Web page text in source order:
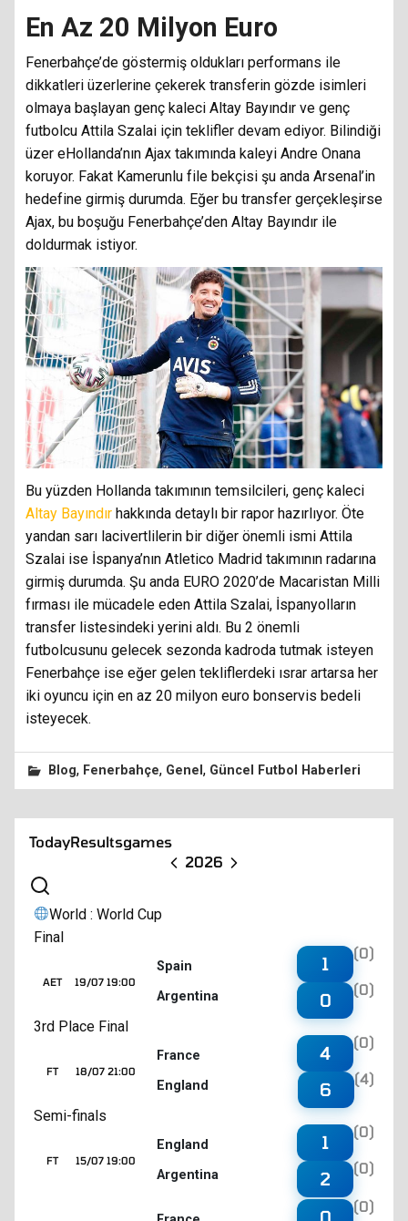
En Az 20 Milyon Euro
Fenerbahçe’de göstermiş oldukları performans ile
dikkatleri üzerlerine çekerek transferin gözde isimleri
olmaya başlayan genç kaleci Altay Bayındır ve genç
futbolcu Attila Szalai için teklifler devam ediyor. Bilindiği
üzer eHollanda’nın Ajax takımında kaleyi Andre Onana
koruyor. Fakat Kamerunlu file bekçisi şu anda Arsenal’in
hedefine girmiş durumda. Eğer bu transfer gerçekleşirse
Ajax, bu boşuğu Fenerbahçe’den Altay Bayındır ile
doldurmak istiyor.
Bu yüzden Hollanda takımının temsilcileri, genç kaleci
Altay Bayındır hakkında detaylı bir rapor hazırlıyor. Öte
yandan sarı lacivertlilerin bir diğer önemli ismi Attila
Szalai ise İspanya’nın Atletico Madrid takımının radarına
girmiş durumda. Şu anda EURO 2020’de Macaristan Milli
fırması ile mücadele eden Attila Szalai, İspanyolların
transfer listesindeki yerini aldı. Bu 2 önemli
futbolcusunu gelecek sezonda kadroda tutmak isteyen
Fenerbahçe ise eğer gelen tekliflerdeki ısrar artarsa her
iki oyuncu için en az 20 milyon euro bonservis bedeli
isteyecek.
Blog, Fenerbahçe, Genel, Güncel Futbol Haberleri
TodayResultsgames
2026
World : World Cup
Final
19/07 19:00
AET
Spain
Argentina
1
(0)
0
(0)
3rd Place Final
18/07 21:00
FT
France
England
4
(0)
6
(4)
Semi-finals
15/07 19:00
FT
England
Argentina
1
(0)
2
(0)
0
(0)